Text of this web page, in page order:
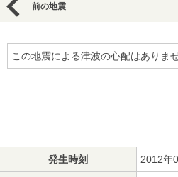
前の地震
この地震による津波の心配はありませ
発生時刻 2012年